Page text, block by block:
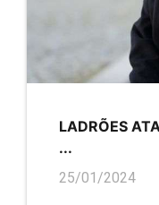
LADRÕES
...
25/01/2024